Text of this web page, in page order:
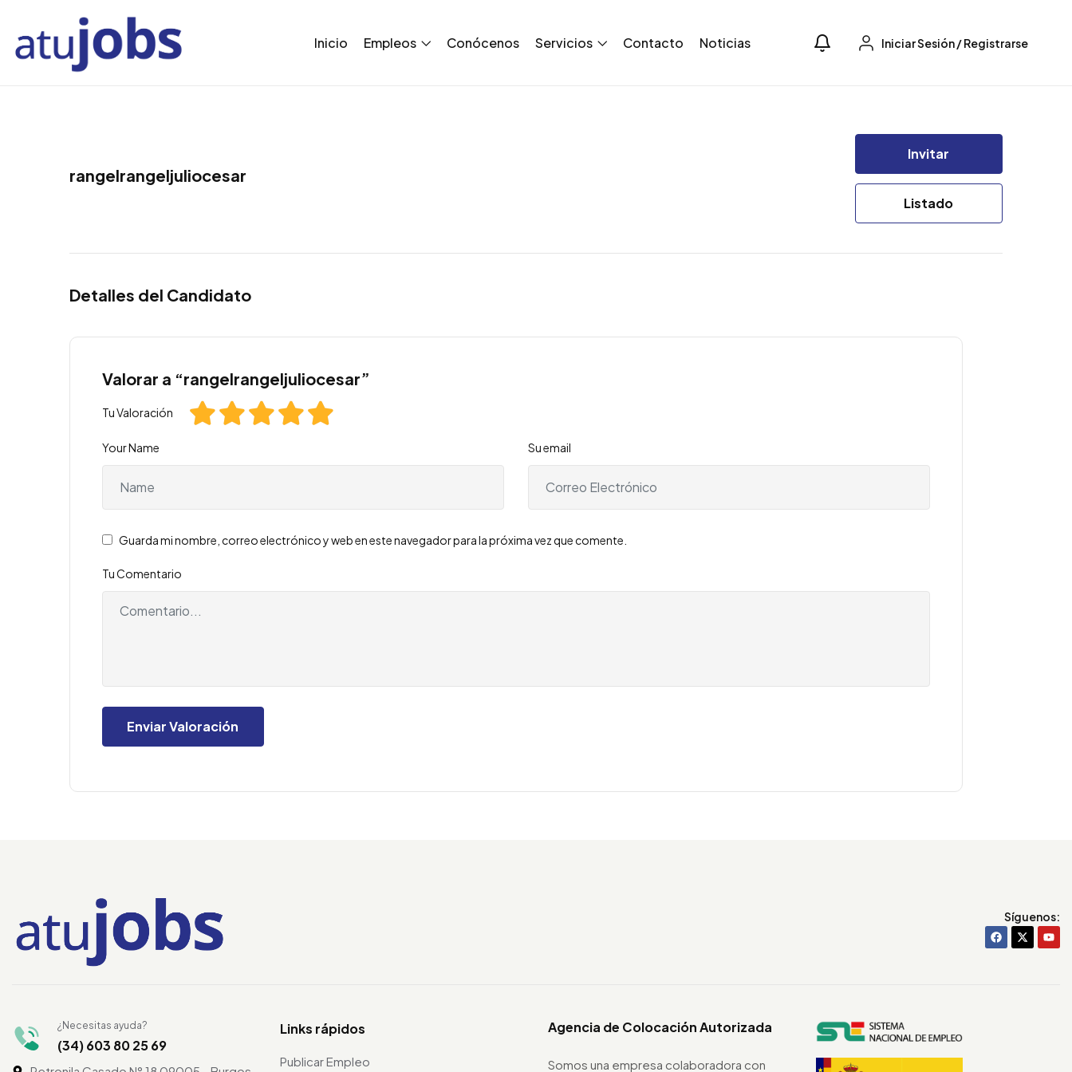
Inicio Empleos Conócenos Servicios Contacto Noticias Iniciar Sesión/Registrarse
rangelrangeljuliocesar
Invitar
Listado
Detalles del Candidato
Valorar a “rangelrangeljuliocesar”
Tu Valoración
Your Name Su email
Guarda mi nombre, correo electrónico y web en este navegador para la próxima vez que comente.
Tu Comentario
Síguenos:
¿Necesitas ayuda?
(34) 603 80 25 69
Links rápidos
Publicar Empleo
Agencia de Colocación Autorizada
Somos una empresa colaboradora con